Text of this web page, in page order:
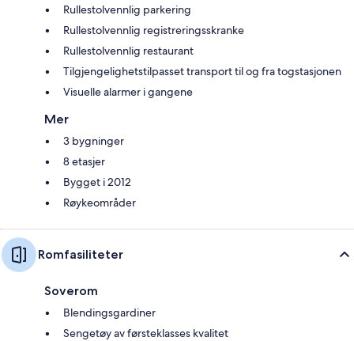
Rullestolvennlig parkering
Rullestolvennlig registreringsskranke
Rullestolvennlig restaurant
Tilgjengelighetstilpasset transport til og fra togstasjonen
Visuelle alarmer i gangene
Mer
3 bygninger
8 etasjer
Bygget i 2012
Røykeområder
Romfasiliteter
Soverom
Blendingsgardiner
Sengetøy av førsteklasses kvalitet